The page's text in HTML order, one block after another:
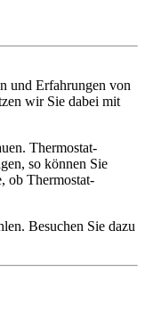
und Erfahrungen von
wir Sie dabei mit
Thermostat-
so können Sie
ob Thermostat-
Besuchen Sie dazu